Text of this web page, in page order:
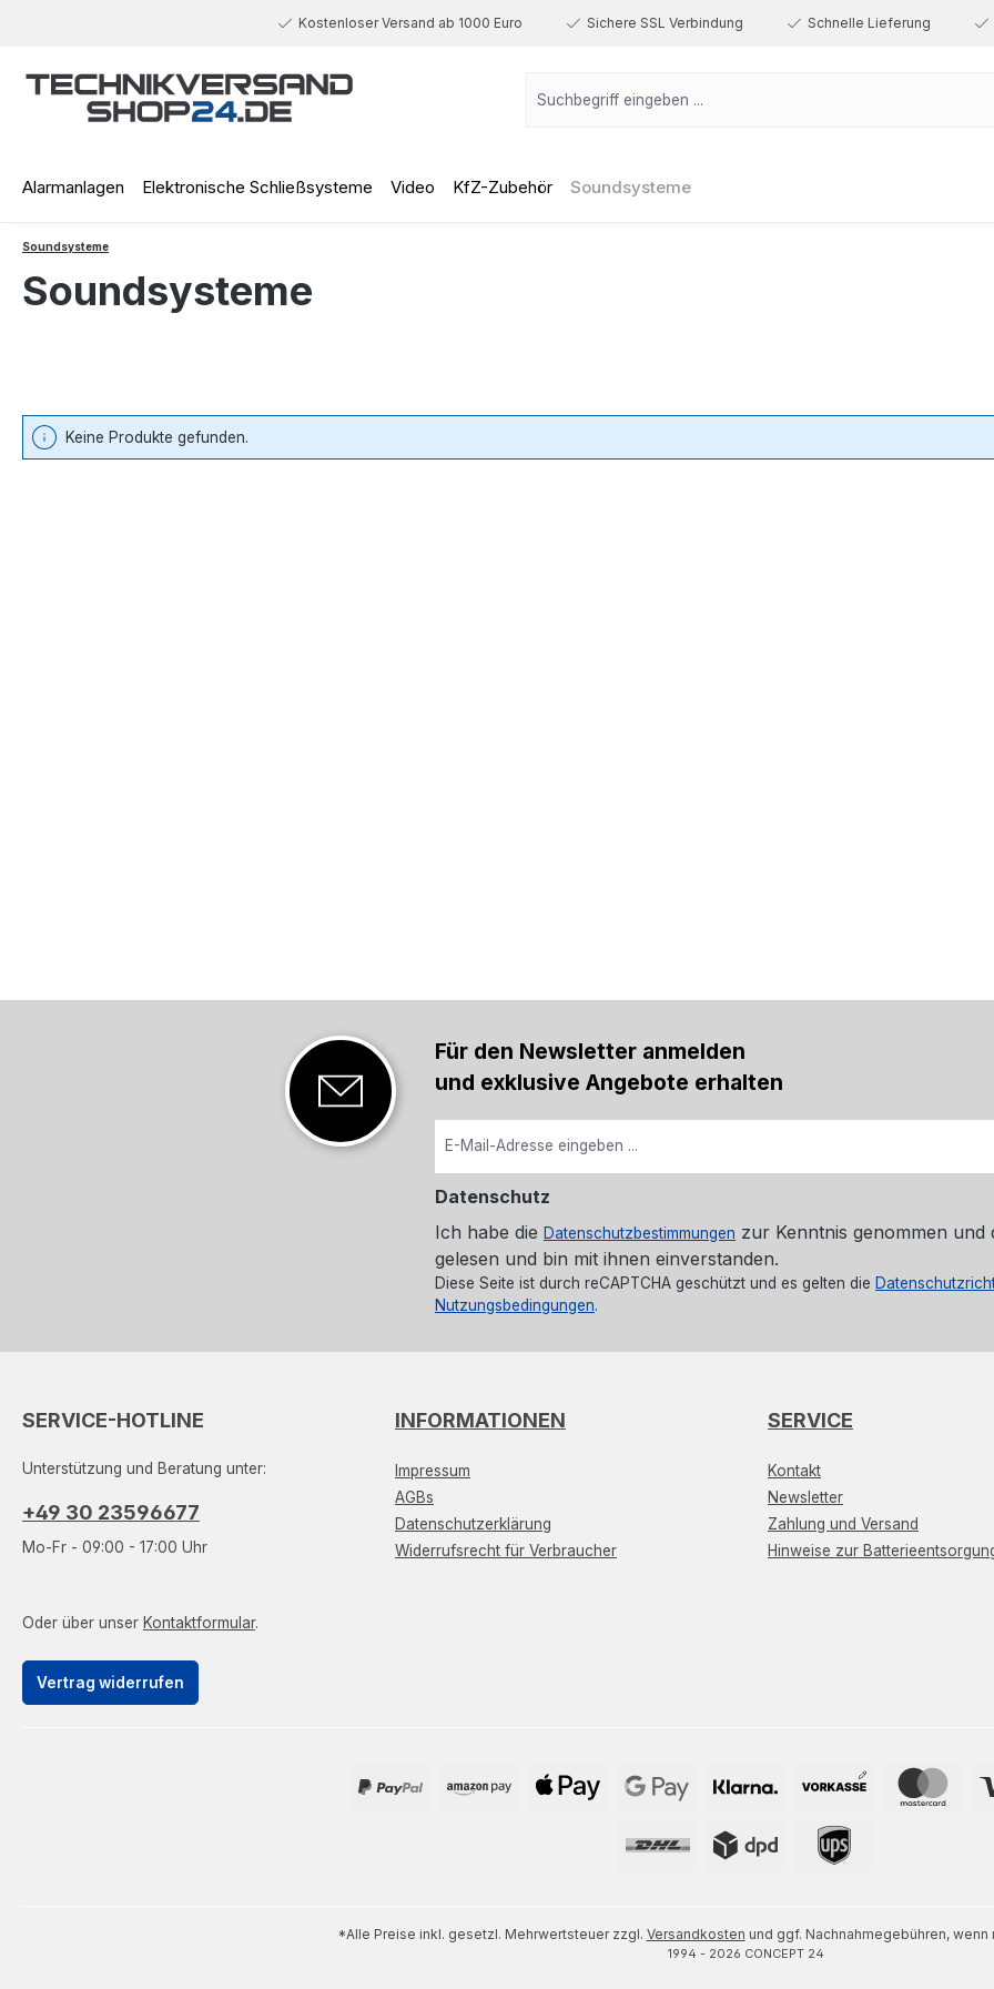
Kostenloser Versand ab 1000 Euro Sichere SSL Verbindung Schnelle Lieferung
Alarmanlagen Elektronische Schließsysteme Video KfZ-Zubehör Soundsysteme
Soundsysteme
Soundsysteme
Keine Produkte gefunden.
Für den Newsletter anmelden
und exklusive Angebote erhalten
Datenschutz
Ich habe die Datenschutzbestimmungen zur Kenntnis genommen und
gelesen und bin mit ihnen einverstanden.
Diese Seite ist durch reCAPTCHA geschützt und es gelten die
Nutzungsbedingungen.
SERVICE-HOTLINE
Unterstützung und Beratung unter:
+49 30 23596677
Mo-Fr - 09:00 - 17:00 Uhr
Oder über unser Kontaktformular.
Vertrag widerrufen
INFORMATIONEN
Impressum
AGBs
Datenschutzerklärung
Widerrufsrecht für Verbraucher
SERVICE
Kontakt
Newsletter
Zahlung und Versand
Hinweise zur
*Alle Preise inkl. gesetzl. Mehrwertsteuer zzgl. Versandkosten und ggf. Nachnahmegebühren,
1994 - 2026 CONCEPT 24